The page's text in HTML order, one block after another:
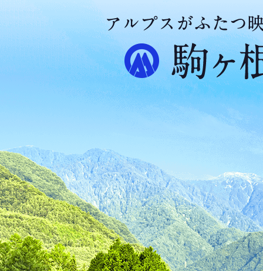
ア
ル
プ
ス
が
た
つ
映
え
る